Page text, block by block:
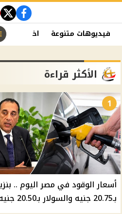
فيديوهات متنوعة اخبار الفن
الأكثر قراءة
1
بـ20.75 جنيه والسولار بـ20.50 جنيه